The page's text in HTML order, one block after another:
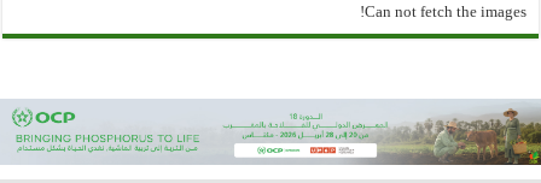
Can not fetch the images!